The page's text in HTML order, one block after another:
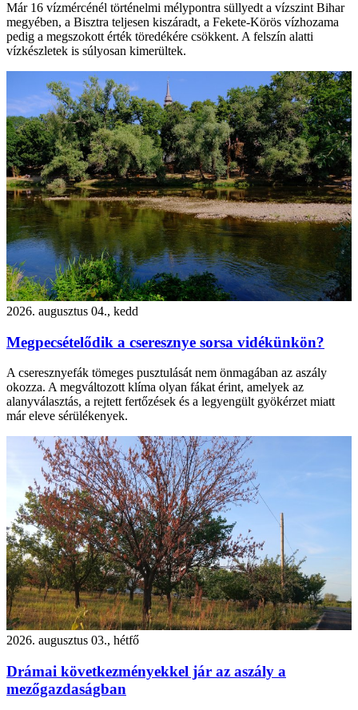
Már 16 vízmércénél történelmi mélypontra süllyedt a vízszint Bihar
megyében, a Bisztra teljesen kiszáradt, a Fekete-Körös vízhozama
pedig a megszokott érték töredékére csökkent. A felszín alatti
vízkészletek is súlyosan kimerültek.
2026. augusztus 04., kedd
Megpecsételődik a cseresznye sorsa vidékünkön?
A cseresznyefák tömeges pusztulását nem önmagában az aszály
okozza. A megváltozott klíma olyan fákat érint, amelyek az
alanyválasztás, a rejtett fertőzések és a legyengült gyökérzet miatt
már eleve sérülékenyek.
2026. augusztus 03., hétfő
Drámai következményekkel jár az aszály a
mezőgazdaságban